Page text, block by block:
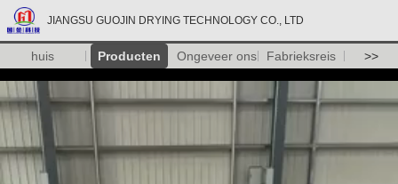
JIANGSU GUOJIN DRYING TECHNOLOGY CO., LTD
huis Producten Ongeveer ons Fabrieksreis >>